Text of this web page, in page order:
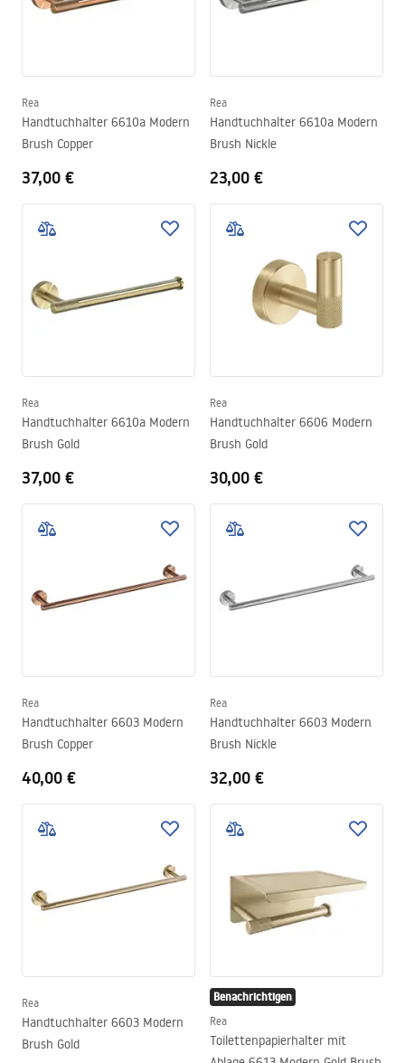
Rea
Handtuchhalter 6610a Modern
Brush Copper
37,00 €
Rea
Handtuchhalter 6610a Modern
Brush Nickle
23,00 €
Rea
Handtuchhalter 6610a Modern
Brush Gold
37,00 €
Rea
Handtuchhalter 6606 Modern
Brush Gold
30,00 €
Rea
Handtuchhalter 6603 Modern
Brush Copper
40,00 €
Rea
Handtuchhalter 6603 Modern
Brush Nickle
32,00 €
Rea
Handtuchhalter 6603 Modern
Brush Gold
Benachrichtigen
Rea
Toilettenpapierhalter mit